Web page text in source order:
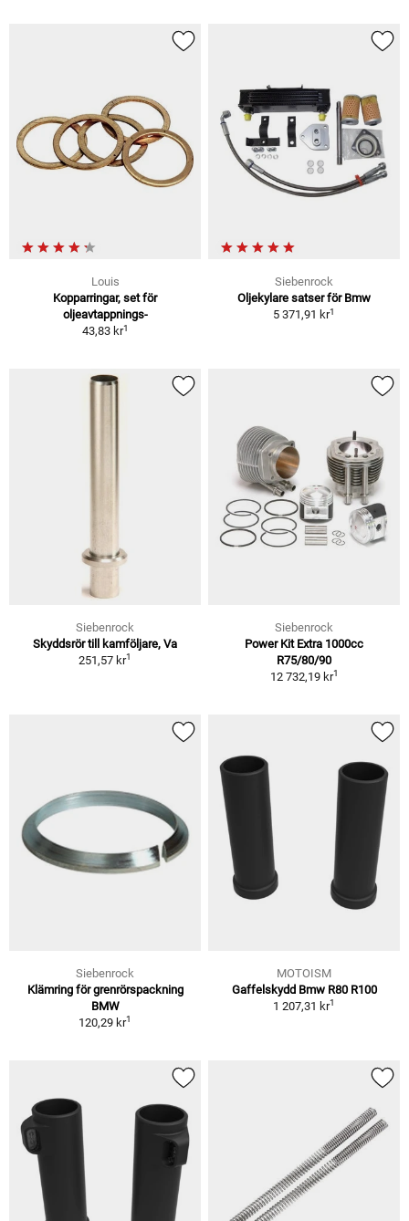
Louis
Kopparringar, set för
oljeavtappnings-
43,83 kr1
Siebenrock
Oljekylare satser för Bmw
5 371,91 kr1
Siebenrock
Skyddsrör till kamföljare, Va
251,57 kr1
Siebenrock
Power Kit Extra 1000cc
R75/80/90
12 732,19 kr1
Siebenrock
Klämring för grenrörspackning
BMW
120,29 kr1
MOTOISM
Gaffelskydd Bmw R80 R100
1 207,31 kr1